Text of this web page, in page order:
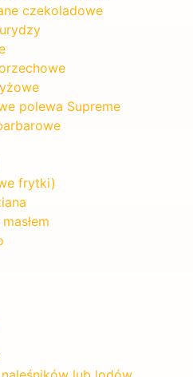
czekoladowe
polewa Supreme
frytki)